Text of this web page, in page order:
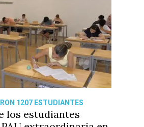
1207 ESTUDIANTES
los estudiantes
Planeta Rural
Especiales
Política
Galerías